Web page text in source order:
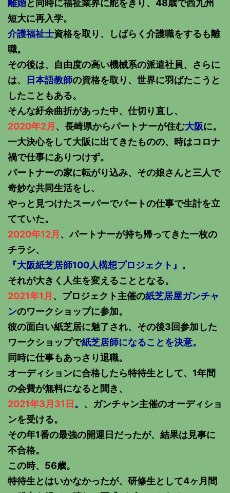
離婚と同時に福祉業界に舵をきり、48歳で西九州
短大に再入学。
介護福祉士資格を取り、しばらく介護職をするも離
職。
その後は、自由度の高い機械系の派遣社員、さらに
は、
日本語教師の資格を取り、世界に羽ばたこうと
したこともある。
そんな紆余曲折があった中、仕切り直し、
2020年2月 、長崎県からパートナーが住む大阪に。
一大決心をして大阪に出てきたものの、時はコロナ
禍で仕事にありつけず。
パートナーの家に転がり込み、その娘さんと三人で
奇妙な共同生活をし、
やっと見つけたスーパーでパートの仕事で生計を立
てていた。
2020年12月 、パートナーが持ち帰ってきた一枚の
チラシ、
『大阪紙芝居師100人構想プロジェクト』。
それが大きく人生を変えることとなる。
2021年1月 、プロジェクト主催の紙芝居屋ガンチャ
ンのワークショップに参加。
彼の面白い紙芝居に魅了され、その後3回参加した
ワークショップで紙芝居師になることを決意。
同時に仕事もあっさり退職。
オーディションに合格したら特待生として、1年間
の会費が無料になると聞き、
2021年3月31日 。 、ガンチャン主催のオーディショ
ンを受ける。
その年1番の最強の開運日だったが、結果は見事に
不合格。
この時、56歳。
特待生とはいかなかったが、研修生として4ヶ月間